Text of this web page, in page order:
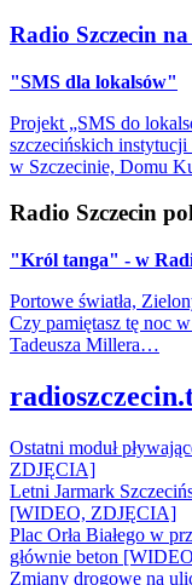
Radio Szczecin
"SMS dla lokalsów"
Projekt „SMS do
szczecińskich
w Szczecinie, Domu
Radio Szczecin
"Król tanga" - w
Portowe światła,
Czy pamiętasz tę noc
Tadeusza Millera…
Ostatni moduł
ZDJĘCIA]
Letni Jarmark
[WIDEO, ZDJĘCIA]
Plac Orła Białego w
głównie beton
Zmiany drogowe na